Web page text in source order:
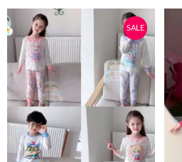
SALE
格：
$65。
前
價
格：
$59。
產
種
款
式。
可